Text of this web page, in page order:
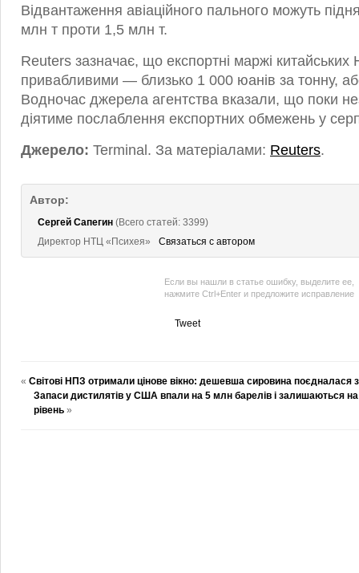
Відвантаження авіаційного пального можуть
млн т проти 1,5 млн т.
Reuters зазначає, що експортні маржі
привабливими — близько 1 000 юанів за тонну,
Водночас джерела агентства вказали, що поки
діятиме послаблення експортних обмежень у
Джерело: Terminal. За матеріалами: Reuters.
Автор:
Сергей Сапегин (Всего статей: 3399)
Директор НТЦ «Психея»
Связаться с автором
Если вы нашли в статье ошибку, выделите ее,
нажмите Ctrl+Enter и предложите исправление
Tweet
« Світові НПЗ отримали цінове вікно: дешевша сировина поєдналася
Запаси дистилятів у США впали на 5 млн барелів і залишаються
рівень »